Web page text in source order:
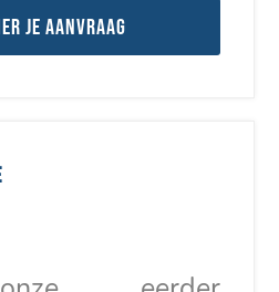
je aanvraag